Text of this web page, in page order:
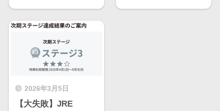
2026年3月5日
【大失敗】JRE